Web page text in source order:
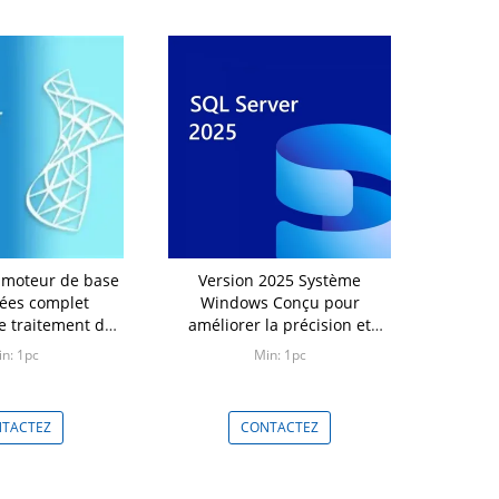
de base
complet
traitement des
des capacités
données
1pc
Version 2025 Système
Windows Conçu pour
améliorer la précision et
l'efficacité des flux de travail
de conception CAO
Min: 1pc
CONTACTEZ